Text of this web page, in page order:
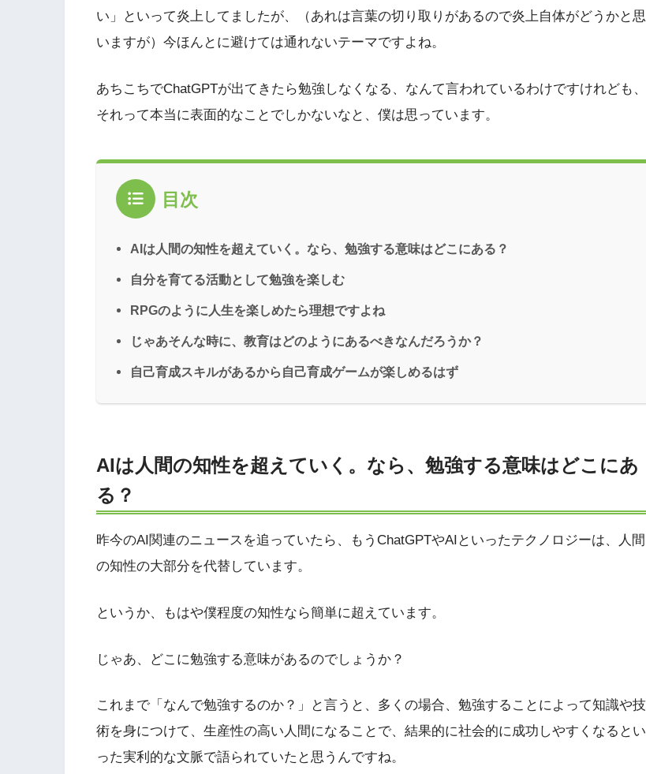
い」といって炎上してましたが、（あれは言葉の切り取りがあるので炎上自体がどうかと思
いますが）今ほんとに避けては通れないテーマですよね。
あちこちでChatGPTが出てきたら勉強しなくなる、なんて言われているわけですけれども、
それって本当に表面的なことでしかないなと、僕は思っています。
目次
AIは人間の知性を超えていく。なら、勉強する意味はどこにある？
自分を育てる活動として勉強を楽しむ
RPGのように人生を楽しめたら理想ですよね
じゃあそんな時に、教育はどのようにあるべきなんだろうか？
自己育成スキルがあるから自己育成ゲームが楽しめるはず
AIは人間の知性を超えていく。なら、勉強する意味はどこにあ
る？
昨今のAI関連のニュースを追っていたら、もうChatGPTやAIといったテクノロジーは、人間
の知性の大部分を代替しています。
というか、もはや僕程度の知性なら簡単に超えています。
じゃあ、どこに勉強する意味があるのでしょうか？
これまで「なんで勉強するのか？」と言うと、多くの場合、勉強することによって知識や技
術を身につけて、生産性の高い人間になることで、結果的に社会的に成功しやすくなるとい
った実利的な文脈で語られていたと思うんですね。